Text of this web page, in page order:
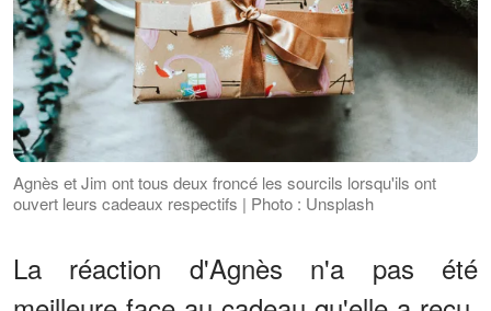
Agnès et Jim ont tous deux froncé les sourcils lorsqu'ils ont
ouvert leurs cadeaux respectifs | Photo : Unsplash
La réaction d'Agnès n'a pas été